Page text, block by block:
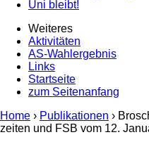
Uni bleibt!
Weiteres
Aktivitäten
AS-Wahlergebnis
Links
Startseite
zum Seitenanfang
Home › Publikationen ›
zeiten und FSB vom 12.